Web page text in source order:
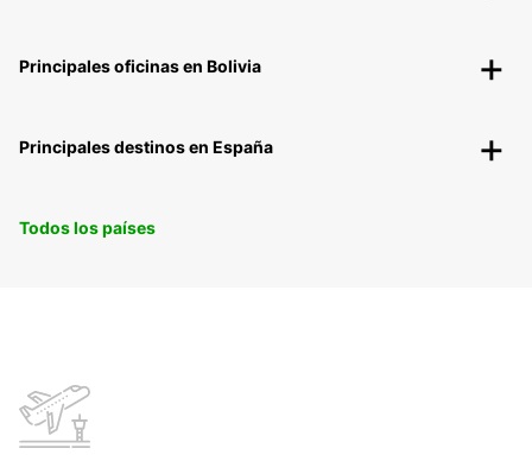
Principales oficinas en Bolivia
Principales destinos en España
Todos los países